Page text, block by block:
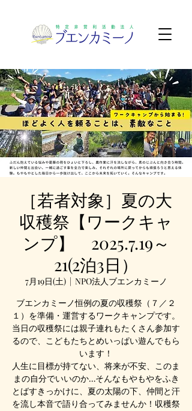
［若者対象］夏の大
収穫祭【ワークキャ
ンプ】 2025.7.19～
21(2泊3日）
7月19日(土)
  |
NPO法人ブエンカミーノ
ブエンカミーノ恒例の夏の収穫祭（７／２
１）を準備・運営するワークキャンプです。
当日の収穫祭には親子連れもたくさん参加す
るので、こどもたちとめいっぱい遊んでもら
います！
人生に目標が持てない、将来が不安、このま
まの自分でいいのか…そんなもやもやをふき
とばすきっかけに、夏の太陽の下、仲間と汗
を流し本音で語り合ってみませんか！収穫祭